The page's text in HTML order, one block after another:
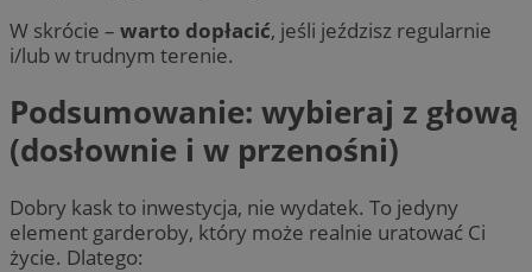
W skrócie – warto dopłacić, jeśli jeździsz regularnie
i/lub w trudnym terenie.
Podsumowanie: wybieraj z głową
(dosłownie i w przenośni)
Dobry kask to inwestycja, nie wydatek. To jedyny
element garderoby, który może realnie uratować Ci
życie. Dlatego: